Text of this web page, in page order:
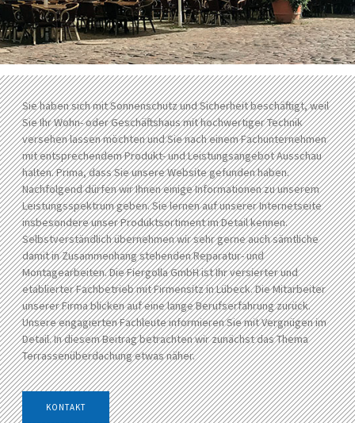
Sie haben sich mit Sonnenschutz und Sicherheit beschäftigt, weil
Sie Ihr Wohn- oder Geschäftshaus mit hochwertiger Technik
versehen lassen möchten und Sie nach einem Fachunternehmen
mit entsprechendem Produkt- und Leistungsangebot Ausschau
halten. Prima, dass Sie unsere Website gefunden haben.
Nachfolgend dürfen wir Ihnen einige Informationen zu unserem
Leistungsspektrum geben. Sie lernen auf unserer Internetseite
insbesondere unser Produktsortiment im Detail kennen.
Selbstverständlich übernehmen wir sehr gerne auch sämtliche
damit in Zusammenhang stehenden Reparatur- und
Montagearbeiten. Die Fiergolla GmbH ist Ihr versierter und
etablierter Fachbetrieb mit Firmensitz in Lübeck. Die Mitarbeiter
unserer Firma blicken auf eine lange Berufserfahrung zurück.
Unsere engagierten Fachleute informieren Sie mit Vergnügen im
Detail. In diesem Beitrag betrachten wir zunächst das Thema
Terrassenüberdachung etwas näher.
KONTAKT